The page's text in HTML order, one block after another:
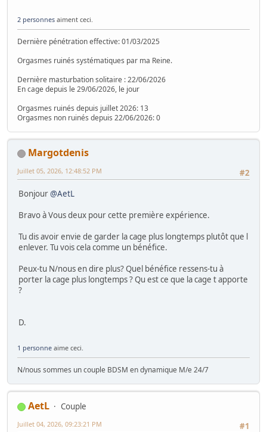
2 personnes aiment ceci.
Dernière pénétration effective: 01/03/2025
Orgasmes ruinés systématiques par ma Reine.
Dernière masturbation solitaire : 22/06/2026
En cage depuis le 29/06/2026, le jour
Orgasmes ruinés depuis juillet 2026: 13
Orgasmes non ruinés depuis 22/06/2026: 0
Margotdenis
#2
Juillet 05, 2026, 12:48:52 PM
Bonjour@AetL
Bravo à Vous deux pour cette première expérience.
Tu dis avoir envie de garder la cage plus longtemps plutôt que l
enlever. Tu vois cela comme un bénéfice.
Peux-tu N/nous en dire plus? Quel bénéfice ressens-tu à
porter la cage plus longtemps ? Qu est ce que la cage t apporte
?
D.
1 personne aime ceci.
N/nous sommes un couple BDSM en dynamique M/e 24/7
AetL
Couple
#1
Juillet 04, 2026, 09:23:21 PM